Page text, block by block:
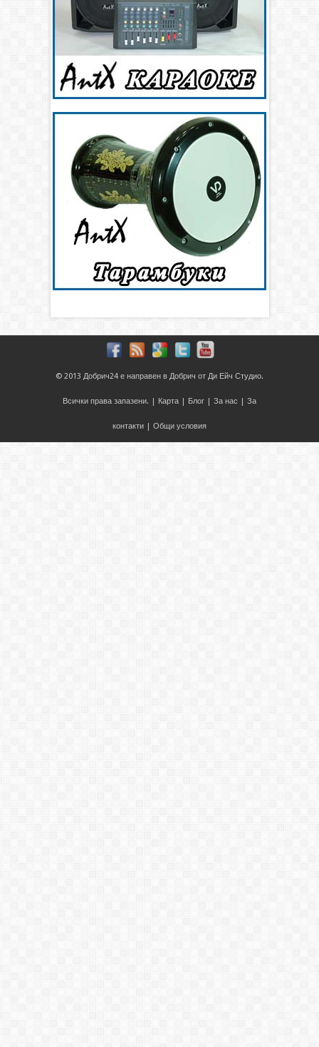
© 2013 Добрич24 е направен в Добрич от Ди Ейч Студио.
Всички права запазени. | Карта Блог За нас За
контакти Общи условия